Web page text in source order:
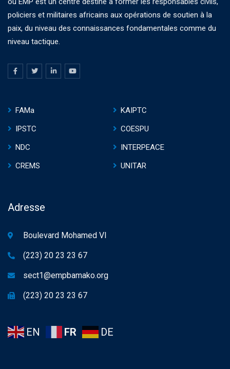
policiers et militaires africains aux opérations de soutien à la
paix, du niveau des connaissances fondamentales comme du
niveau tactique.
FAMa
KAIPTC
IPSTC
COESPU
NDC
INTERPEACE
CREMS
UNITAR
Adresse
Boulevard Mohamed VI
(223) 20 23 23 67
sect1@empbamako.org
(223) 20 23 23 67
EN FR DE